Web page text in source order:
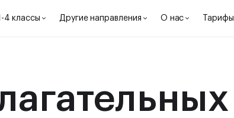
4 классы Другие направления О нас Тарифы